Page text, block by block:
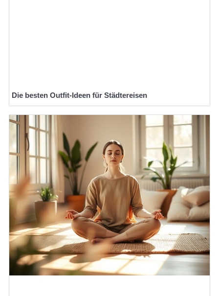
Die besten Outfit-Ideen für Städtereisen